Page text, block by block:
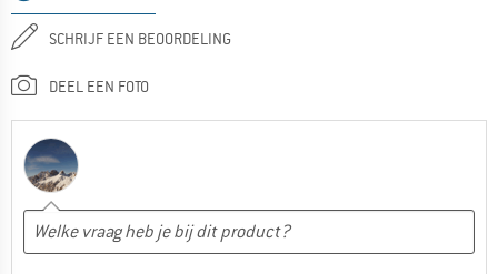
SCHRIJF EEN BEOORDELING
DEEL EEN FOTO